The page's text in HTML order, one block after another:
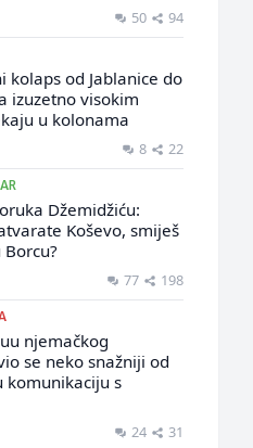
50 94
kolaps od Jablanice do
izuzetno visokim
u kolonama
8 22
Džemidžiću:
Koševo, smiješ
77 198
njemačkog
se neko snažniji od
komunikaciju s
24 31